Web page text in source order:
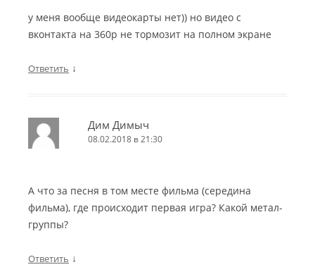
у меня вообще видеокарты нет)) но видео с
вконтакта на 360р не тормозит на полном экране
Ответить ↓
Дим Димыч
08.02.2018 в 21:30
А что за песня в том месте фильма (середина
фильма), где происходит первая игра? Какой метал-
группы?
Ответить ↓